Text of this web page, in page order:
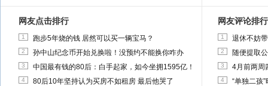
网友点击排行
1 跑步5年烧的钱 居然可以买一辆宝马？
2 孙中山纪念币开始兑换啦！没预约不能换你咋办
3 中国最有钱的80后：白手起家，如今坐拥1595亿！
4 80后10年坚持认为买房不如租房 最后他哭了
网友评论排行
1 退休不妨
2 随便提取
3 4月前两周
4 “单独二孩